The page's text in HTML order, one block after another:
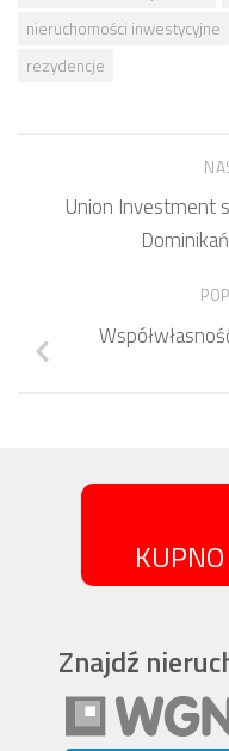
nieruchomości inwestycyjne
rezydencje
Union Investment
Znajdź